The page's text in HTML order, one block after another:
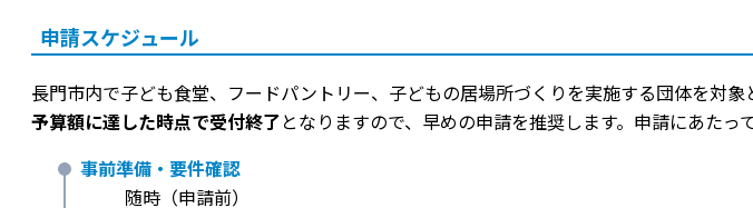
申請スケジュール
長門市内で子ども食堂、フードパントリー、子どもの居場所づくりを実施する団体を対象
予算額に達した時点で受付終了となりますので、早めの申請を推奨します。申請にあた
事前準備・要件確認
随時（申請前）